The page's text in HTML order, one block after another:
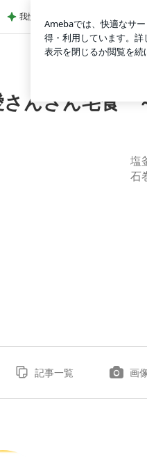
～ご高齢者向け配食サー
我慢をやめてお義母さんへ返した
さんさん宅食
塩
石
記事一覧 画